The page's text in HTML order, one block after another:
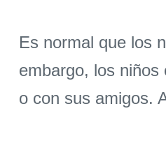
Es normal que los
embargo, los
o con sus amigos.